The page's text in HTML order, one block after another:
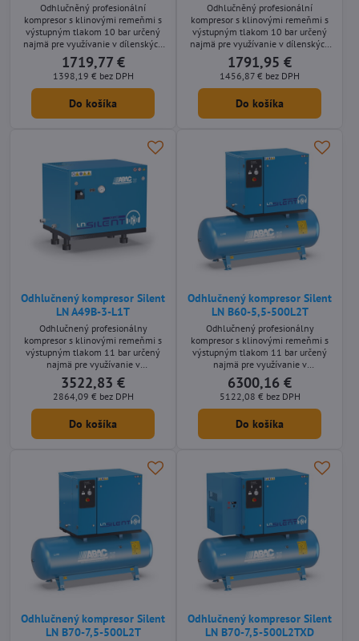
Odhlučněný profesionální
kompresor s klinovými remeňmi s
výstupným tlakom 10 bar určený
najmä pre využívanie v dílenských
aplikáciách s nároky na nízkou
hlučnost stroje. Stacionárne olejom
mazané prevedenie s príkonom
motora 2,2 kW a s tlakovou
nádobou s objemom 200 litrov.
1719,77 €
1398,19 € bez DPH
Do košíka
Odhlučněný profesionální
kompresor s klinovými remeňmi s
výstupným tlakom 10 bar určený
najmä pre využívanie v dílenských
aplikáciách s nároky na nízkou
hlučnost stroje. Stacionárne olejom
mazané prevedenie s príkonom
motora 3 kW a s tlakovou nádobou
s objemom 200 litrov.
1791,95 €
1456,87 € bez DPH
Do košíka
Odhlučnený kompresor Silent
LN A49B-3-L1T
Odhlučnený profesionálny
kompresor s klinovými remeňmi s
výstupným tlakom 11 bar určený
najmä pre využívanie v
remeselníckych aplikáciách s
nárokmi na nízku hlučnosť stroja.
Stacionárne olejom mazané
prevedení s príkonom motora 3 kW
bez vzdušníka.
3522,83 €
2864,09 € bez DPH
Do košíka
Odhlučnený kompresor Silent
LN B60-5,5-500L2T
Odhlučnený profesionálny
kompresor s klinovými remeňmi s
výstupným tlakom 11 bar určený
najmä pre využívanie v
remeselníckych aplikáciách s
nárokmi na nízku hlučnosť stroja.
Stacionárne olejom mazané
prevedení s príkonom motora 5,5
kW a so vzdušníkom o objeme 500
6300,16 €
5122,08 € bez DPH
Do košíka
Odhlučnený kompresor Silent
LN B70-7,5-500L2T
Odhlučnený kompresor Silent
LN B70-7,5-500L2TXD